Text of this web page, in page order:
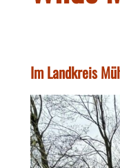
Im Landkreis